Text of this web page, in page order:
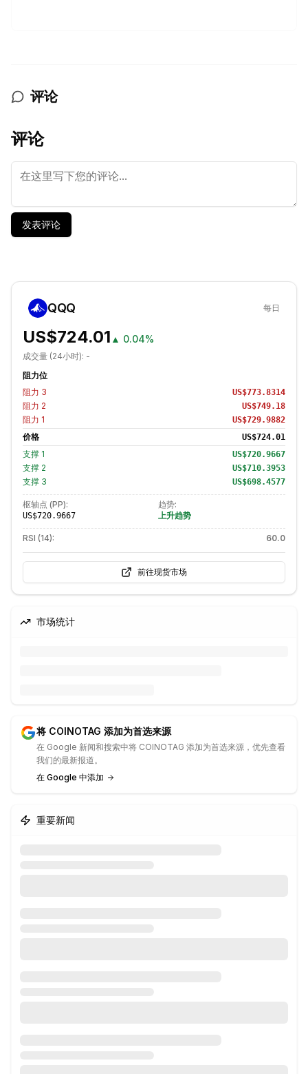
评论
评论
发表评论
QQQ 每日
US$724.01 ▲ 0.04%
成交量 (24小时): -
阻力位
阻力 3 US$773.8314
阻力 2 US$749.18
阻力 1 US$729.9882
价格 US$724.01
支撑 1 US$720.9667
支撑 2 US$710.3953
支撑 3 US$698.4577
枢轴点 (PP):
US$720.9667
趋势:
上升趋势
RSI (14): 60.0
前往现货市场
市场统计
将 COINOTAG 添加为首选来源
在 Google 新闻和搜索中将 COINOTAG 添加为首选来源，优先查看
我们的最新报道。
在 Google 中添加
重要新闻